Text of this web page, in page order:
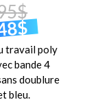
$
$
travail poly
bande 4
doublure
bleu.